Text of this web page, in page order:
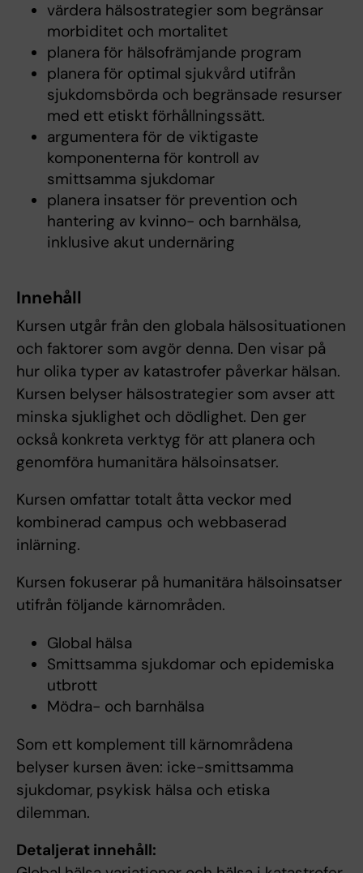
värdera hälsostrategier som begränsar
morbiditet och mortalitet
planera för hälsofrämjande program
planera för optimal sjukvård utifrån
sjukdomsbörda och begränsade resurser
med ett etiskt förhållningssätt.
argumentera för de viktigaste
komponenterna för kontroll av
smittsamma sjukdomar
planera insatser för prevention och
hantering av kvinno- och barnhälsa,
inklusive akut undernäring
Innehåll
Kursen utgår från den globala hälsosituationen
och faktorer som avgör denna. Den visar på
hur olika typer av katastrofer påverkar hälsan.
Kursen belyser hälsostrategier som avser att
minska sjuklighet och dödlighet. Den ger
också konkreta verktyg för att planera och
genomföra humanitära hälsoinsatser.
Kursen omfattar totalt åtta veckor med
kombinerad campus och webbaserad
inlärning.
Kursen fokuserar på humanitära hälsoinsatser
utifrån följande kärnområden.
Global hälsa
Smittsamma sjukdomar och epidemiska
utbrott
Mödra- och barnhälsa
Som ett komplement till kärnområdena
belyser kursen även: icke-smittsamma
sjukdomar, psykisk hälsa och etiska
dilemman.
Detaljerat innehåll: